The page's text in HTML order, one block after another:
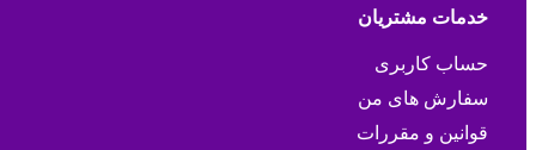
خدمات مشتریان
حساب کاربری
سفارش های من
قوانین و مقررات